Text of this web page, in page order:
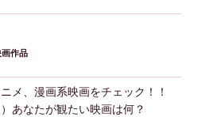
作品
メ、漫画系映画をチェック！！
）あなたが観たい映画は何？